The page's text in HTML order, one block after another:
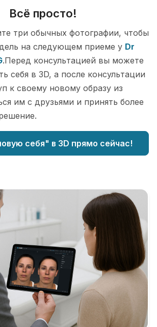
Всё просто!
три обычных фотографии, чтобы
на следующем приеме у Dr
.Перед консультацией вы можете
себя в 3D, а после консультации
к своему новому образу из
им с друзьями и принять более
себя" в 3D прямо сейчас!